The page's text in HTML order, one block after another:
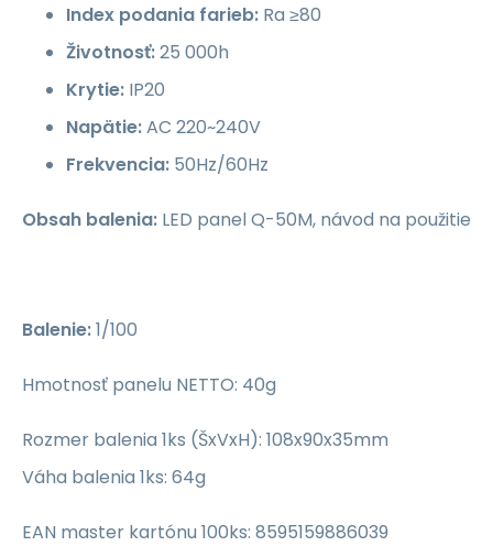
Index podania farieb: Ra ≥80
Životnosť:25 000h
Krytie: IP20
Napätie:AC 220~240V
Frekvencia: 50Hz/60Hz
Obsah balenia: LED panel Q-50M, návod na použitie
Balenie:1/100
Hmotnosť panelu NETTO: 40g
Rozmer balenia 1ks (ŠxVxH): 108x90x35mm
Váha balenia 1ks: 64g
EAN master kartónu 100ks: 8595159886039